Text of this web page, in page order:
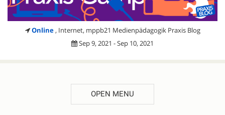
Online , Internet, mppb21 Medienpädagogik Praxis Blog
Sep 9, 2021 - Sep 10, 2021
OPEN MENU